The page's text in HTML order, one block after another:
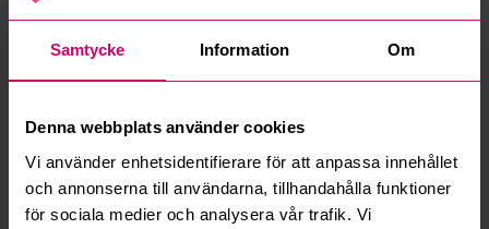
Samtycke Information Om
Denna webbplats använder cookies
Vi använder enhetsidentifierare för att anpassa innehållet
och annonserna till användarna, tillhandahålla funktioner
för sociala medier och analysera vår trafik. Vi
Vad innebär serviceavgift?
Vad är ett reservationspris?